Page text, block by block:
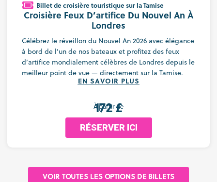
Billet de croisière touristique sur la Tamise
Croisière Feux D’artifice Du Nouvel An À
Londres
Célébrez le réveillon du Nouvel An 2026 avec élégance
à bord de l’un de nos bateaux et profitez des feux
d’artifice mondialement célèbres de Londres depuis le
meilleur point de vue — directement sur la Tamise.
EN SAVOIR PLUS
RÉSERVER ICI
À partir de
172 £
VOIR TOUTES LES OPTIONS DE BILLETS